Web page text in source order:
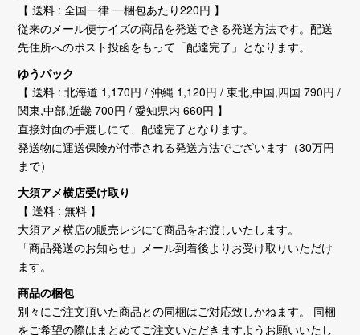
【 送料 : 全国一律 一梱包あたり220円 】
従来のメール便サイズの商品を発送できる発送方法です。配送
先住所へのポスト投函をもって「配達完了」となります。
ゆうパック
【 送料 : 北海道 1,170円 / 沖縄 1,120円 / 東北,中国,四国 790円 /
関東,中部,近畿 700円 / 愛知県内 660円 】
直接対面の手渡しにて、配達完了となります。
発送物に運送保険が付帯される発送方法でございます（30万円
まで）
大須アメ横店受け取り
【 送料 : 無料 】
大須アメ横店の販売レジにて商品をお渡しいたします。
「商品発送のお知らせ」メール到着後よりお受け取りいただけ
ます。
商品の梱包
別々にご注文頂いた商品との同梱はご対応致しかねます。 同梱
をご希望の際はまとめてご注文いただきますようお願いいたし